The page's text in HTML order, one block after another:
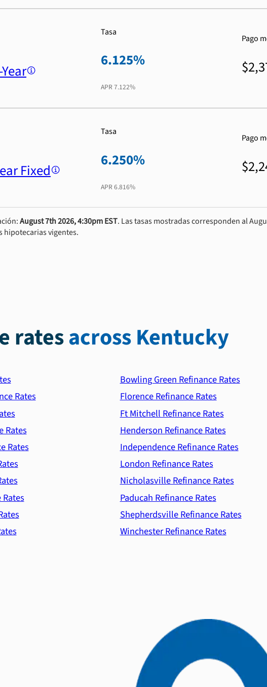
Tasa
6.125%
APR 7.122%
Pago
Fixed
Tasa
6.250%
APR 6.816%
Pago
August 7th 2026, 4:30pm EST. Las tasas mostradas corresponden al
hipotecarias vigentes.
ratesacross Kentucky
Bowling Green Refinance Rates
Rates
Florence Refinance Rates
Ft Mitchell Refinance Rates
Rates
Henderson Refinance Rates
Rates
Independence Refinance Rates
London Refinance Rates
Nicholasville Refinance Rates
Paducah Refinance Rates
Shepherdsville Refinance Rates
Winchester Refinance Rates